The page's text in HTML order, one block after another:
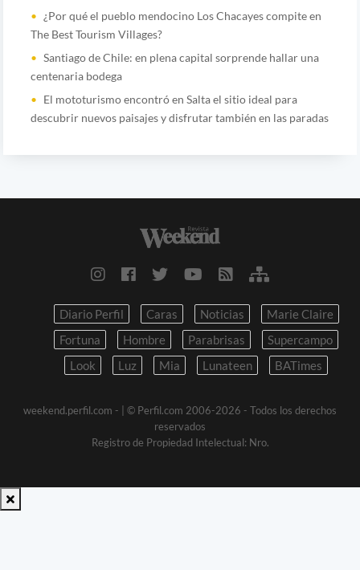
¿Por qué el pueblo mendocino Los Chacayes compite en
The Best Tourism Villages?
Santiago de Chile: en plena capital sorprende hallar una
centenaria bodega
El mototurismo encontró en Salta el sitio ideal para
descubrir nuevos paisajes y disfrutar también en las paradas
Diario Perfil Caras Noticias
Marie Claire
Fortuna
Hombre Parabrisas
Supercampo
Look
Luz Mia Lunateen BATimes
weekend.perfil.com -
| © Perfil.com 2006-2026 - Todos los derechos
reservados
Registro de Propiedad Intelectual: Nro.